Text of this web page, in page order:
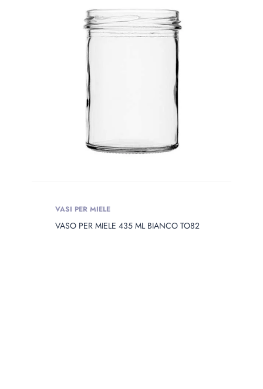
VASI PER MIELE
VASO PER MIELE 435 ML BIANCO TO82